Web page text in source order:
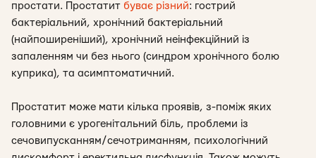
простати. Простатит буває різний: гострий
бактеріальний, хронічний бактеріальний
(найпоширеніший), хронічний неінфекційний із
запаленням чи без нього (синдром хронічного болю
куприка), та асимптоматичний.
Простатит може мати кілька проявів, з-поміж яких
головними є урогенітальний біль, проблеми із
сечовипусканням/сечотриманням, психологічний